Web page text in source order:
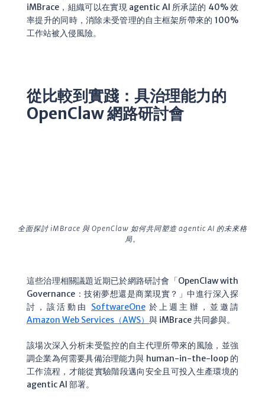
iMBrace，組織可以在實現 agentic AI 所承諾的 40% 效
率提升的同時，消除未受管理的自主框架所帶來的 100%
工作站被入侵風險。
從比較到實踐：具治理能力的
OpenClaw 網路研討會
全面探討 iMBrace 與 OpenClaw 如何共同塑造 agentic AI 的未來格
局。
這些治理相關議題近期已於網路研討會「OpenClaw with
Governance：技術夢想還是商業現實？」中進行深入探
討，該活動由 SoftwareOne於上週主辦，並邀請
Amazon Web Services（AWS） 與 iMBrace 共同參與。
該場次深入分析未受監控的自主代理所帶來的風險，並強
調企業為何需要具備治理能力與 human-in-the-loop 的
工作流程，才能從實驗階段邁向安全且可投入生產環境的
agentic AI 部署。